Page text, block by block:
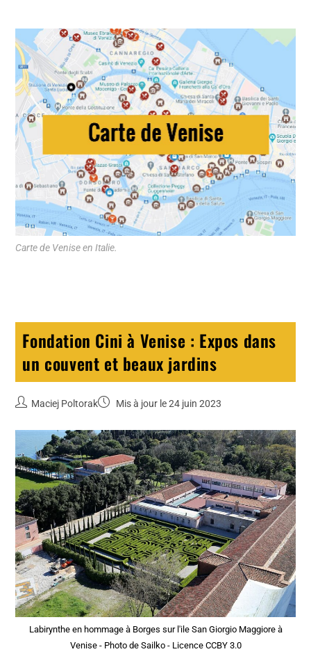
Carte de Venise en Italie.
Fondation Cini à Venise : Expos dans
un couvent et beaux jardins
Maciej Poltorak Mis à jour le 24 juin 2023
Labirynthe en hommage à Borges sur l'ile San Giorgio Maggiore à
Venise - Photo de Sailko - Licence CCBY 3.0